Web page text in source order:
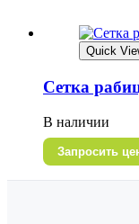
Quick
Сетка
В наличии
Запросить